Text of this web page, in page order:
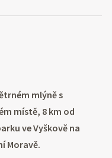
mlýně s
místě, 8 km od
ve Vyškově na
Moravě.